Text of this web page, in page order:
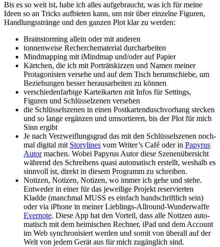
Bis es so weit ist, habe ich alles auf­ge­braucht, was ich für mei­ne
Ideen so an Tricks auf­bie­ten kann, um mir über ein­zel­ne Figuren,
Handlungsstränge und den gan­zen Plot klar zu werden:
Brainstorming allein oder mit anderen
ton­nen­wei­se Recherchematerial durcharbeiten
Mindmapping mit iMindmap und/oder auf Papier
Kärtchen, die ich mit Porträtskizzen und Namen mei­ner
Protagonisten ver­se­he und auf dem Tisch her­um­schie­be, um
Beziehungen bes­ser her­aus­ar­bei­ten zu können
ver­schie­den­far­bi­ge Karteikarten mit Infos für Settings,
Figuren und Schlüsselzenen versehen
die Schlüsselszenen in einen Postkartenduschvorhang ste­cken
und so lan­ge ergän­zen und umsor­tie­ren, bis der Plot für mich
Sinn ergibt
Je nach Verzweiflungsgrad das mit den Schlüsselszenen noch­
mal digi­tal mit Storylines vom Writer’s Café oder in Papyrus
Autormachen. Wobei Papyrus Autor die­se Szenenübersicht
wäh­rend des Schreibens qua­si auto­ma­tisch erstellt, wes­halb es
sinn­voll ist, direkt in die­sem Programm zu schreiben.
Notizen, Notizen, Notizen, wo immer ich gehe und ste­he.
Entweder in einer für das jewei­li­ge Projekt reser­vier­ten
Kladde (manch­mal MUSS es ein­fach hand­schrift­lich sein)
oder via iPhone in mei­ner Lieblings-Allround-Wunderwaffe
Evernote. Diese App hat den Vorteil, dass alle Notizen auto­
ma­tisch mit dem hei­mi­schen Rechner, iPad und dem Account
im Web syn­chro­ni­siert wer­den und somit von über­all auf der
Welt von jedem Gerät aus für mich zugäng­lich sind.